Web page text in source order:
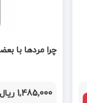
چرا مردها با
1,485,000 ریال